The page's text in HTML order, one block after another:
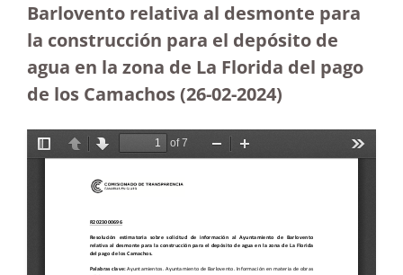
Barlovento relativa al desmonte para
la construcción para el depósito de
agua en la zona de La Florida del pago
de los Camachos(26-02-2024)